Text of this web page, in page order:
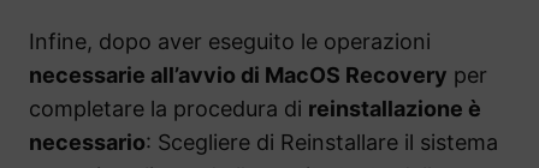
Infine, dopo aver eseguito le operazioni
necessarie all’avvio di MacOS Recovery per
completare la procedura di reinstallazione è
necessario: Scegliere di Reinstallare il sistema